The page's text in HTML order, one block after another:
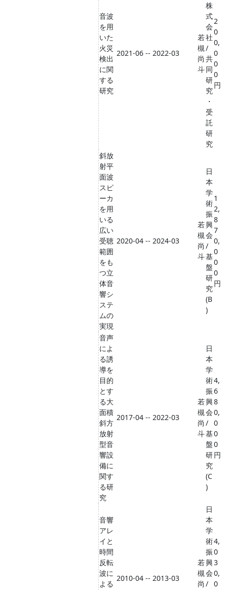
音波
を用
いた
火災
検出
に関
する
研究
2021-06 -- 2022-03
若
槻
尚
斗
株
式
会
社
/
共
同
研
究
・
受
託
研
究
2
0
0,
0
0
0
円
斜放
射平
面波
スピ
ーカ
を用
いる
広い
受聴
範囲
をも
つ立
体音
響シ
ステ
ムの
実現
2020-04 -- 2024-03
若
槻
尚
斗
日
本
学
術
振
興
会
/
基
盤
研
究
(B
)
1
2,
8
7
0,
0
0
0
円
音声
によ
る誘
導を
目的
とす
る大
面積
斜方
放射
型音
響設
備に
関す
る研
究
2017-04 -- 2022-03
若
槻
尚
斗
日
本
学
術
振
興
会
/
基
盤
研
究
(C
)
4,
6
8
0,
0
0
0
円
音響
アレ
イと
時間
反転
波に
よる
2010-04 -- 2013-03
若
槻
尚
日
本
学
術
振
興
会
/
4,
0
3
0,
0